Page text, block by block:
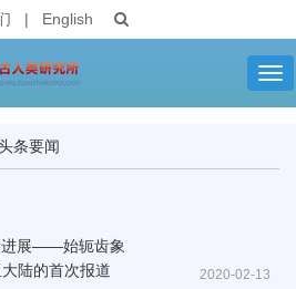
| English
条要闻
2020-02-13
进展——始轭齿象
陆的首次报道